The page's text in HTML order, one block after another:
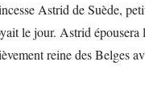
Astrid de Suède,
le jour. Astrid
reine des Belges